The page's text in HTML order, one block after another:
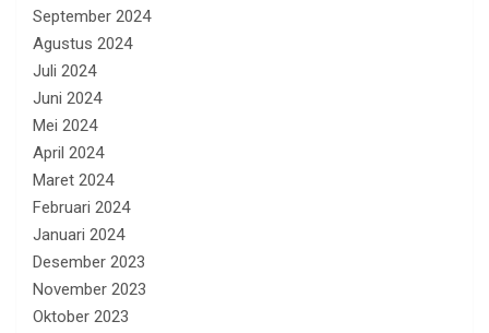
September 2024
Agustus 2024
Juli 2024
Juni 2024
Mei 2024
April 2024
Maret 2024
Februari 2024
Januari 2024
Desember 2023
November 2023
Oktober 2023